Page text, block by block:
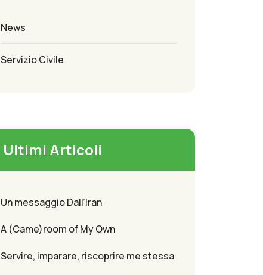
News
Servizio Civile
Ultimi Articoli
Un messaggio Dall’Iran
A (Came)room of My Own
Servire, imparare, riscoprire me stessa